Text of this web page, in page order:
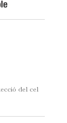
del cel